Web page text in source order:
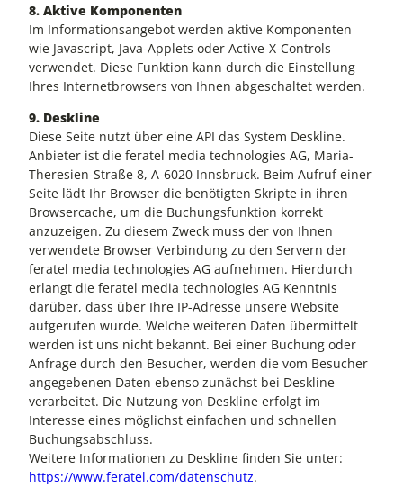
8. Aktive Komponenten
Im Informationsangebot werden aktive Komponenten
wie Javascript, Java-Applets oder Active-X-Controls
verwendet. Diese Funktion kann durch die Einstellung
Ihres Internetbrowsers von Ihnen abgeschaltet werden.
9. Deskline
Diese Seite nutzt über eine API das System Deskline.
Anbieter ist die feratel media technologies AG, Maria-
Theresien-Straße 8, A-6020 Innsbruck. Beim Aufruf einer
Seite lädt Ihr Browser die benötigten Skripte in ihren
Browsercache, um die Buchungsfunktion korrekt
anzuzeigen. Zu diesem Zweck muss der von Ihnen
verwendete Browser Verbindung zu den Servern der
feratel media technologies AG aufnehmen. Hierdurch
erlangt die feratel media technologies AG Kenntnis
darüber, dass über Ihre IP-Adresse unsere Website
aufgerufen wurde. Welche weiteren Daten übermittelt
werden ist uns nicht bekannt. Bei einer Buchung oder
Anfrage durch den Besucher, werden die vom Besucher
angegebenen Daten ebenso zunächst bei Deskline
verarbeitet. Die Nutzung von Deskline erfolgt im
Interesse eines möglichst einfachen und schnellen
Buchungsabschluss.
Weitere Informationen zu Deskline finden Sie unter:
https://www.feratel.com/datenschutz.